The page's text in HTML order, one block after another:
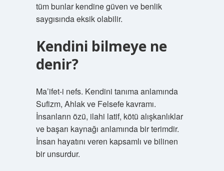
tüm bunlar kendine güven ve benlik
saygısında eksik olabilir.
Kendini bilmeye ne
denir?
Ma’ifet-i nefs. Kendini tanıma anlamında
Sufizm, Ahlak ve Felsefe kavramı.
İnsanların özü, ilahi latif, kötü alışkanlıklar
ve başarı kaynağı anlamında bir terimdir.
İnsan hayatını veren kapsamlı ve bilinen
bir unsurdur.